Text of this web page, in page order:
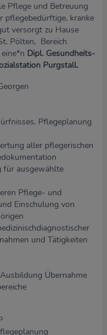
Pflege und Betreuung
pflegebedürftige, kranke
versorgt zu Hause
Pölten, Bereich
Dipl. Gesundheits-
Purgstall.
Pflegeplanung
aller pflegerischen
für ausgewählte
Pflege- und
Einschulung von
und Tätigkeiten
Übernahme